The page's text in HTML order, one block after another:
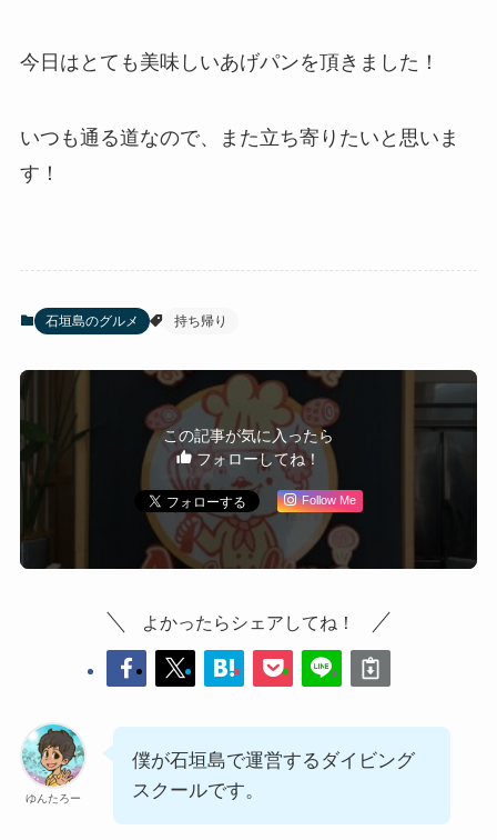
今日はとても美味しいあげパンを頂きました！
いつも通る道なので、また立ち寄りたいと思いま
す！
石垣島のグルメ 持ち帰り
この記事が気に入ったら
フォローしてね！
Follow Me
よかったらシェアしてね！
ゆんたろー
僕が石垣島で運営するダイビング
スクールです。